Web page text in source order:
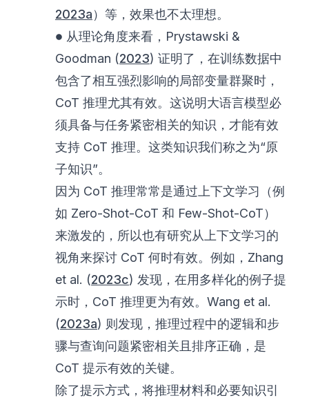
2023a）等，效果也不太理想。
\bullet
∙ 从理论角度来看，Prystawski &
Goodman (2023) 证明了，在训练数据中
包含了相互强烈影响的局部变量群聚时，
CoT 推理尤其有效。这说明大语言模型必
须具备与任务紧密相关的知识，才能有效
支持 CoT 推理。这类知识我们称之为“原
子知识”。
因为 CoT 推理常常是通过上下文学习（例
如 Zero-Shot-CoT 和 Few-Shot-CoT）
来激发的，所以也有研究从上下文学习的
视角来探讨 CoT 何时有效。例如，Zhang
et al. (2023c) 发现，在用多样化的例子提
示时，CoT 推理更为有效。Wang et al.
(2023a) 则发现，推理过程中的逻辑和步
骤与查询问题紧密相关且排序正确，是
CoT 提示有效的关键。
除了提示方式，将推理材料和必要知识引